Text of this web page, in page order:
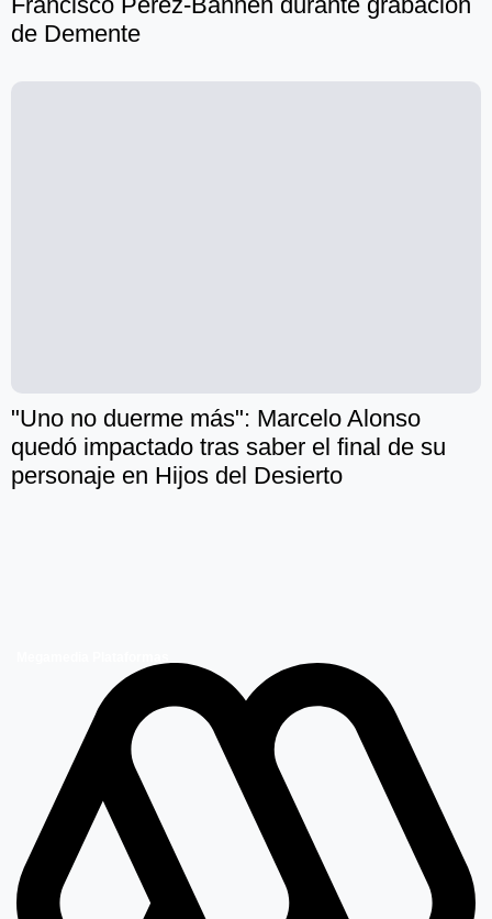
de Demente
"Uno no duerme más": Marcelo Alonso
quedó impactado tras saber el final de su
personaje en Hijos del Desierto